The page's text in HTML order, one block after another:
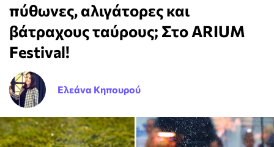
πύθωνες, αλιγάτορες και
βάτραχους ταύρους; Στο ARIUM
Festival!
Ελεάνα Κηπουρού